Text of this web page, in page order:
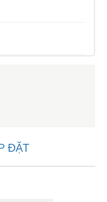
ĐẶT